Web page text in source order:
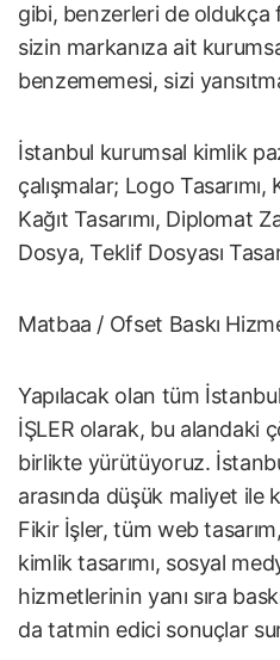
gibi, benzerleri de oldukça
sizin markanıza ait
benzememesi, sizi
İstanbul kurumsal kimlik
çalışmalar; Logo
Kağıt Tasarımı, Diplomat
Dosya, Teklif Dosyası
Matbaa / Ofset Baskı
Yapılacak olan tüm
İŞLER olarak, bu alandaki
birlikte yürütüyoruz.
arasında düşük maliyet ile
Fikir İşler, tüm web
kimlik tasarımı, sosyal
hizmetlerinin yanı sıra
da tatmin edici sonuçlar